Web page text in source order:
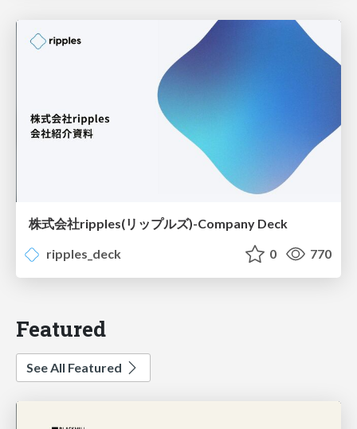
株式会社ripples(リップルズ)-Company Deck
ripples_deck
0 770
Featured
See All Featured